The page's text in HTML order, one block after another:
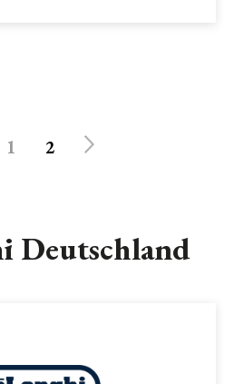
1 2
Deutschland